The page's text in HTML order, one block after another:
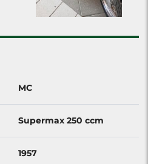
MC
Supermax 250 ccm
1957